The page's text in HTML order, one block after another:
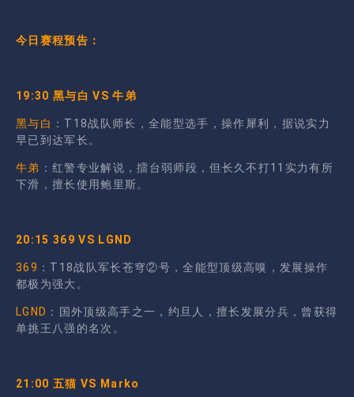
今日赛程预告：
19:30 黑与白 VS 牛弟
黑与白 ：T18战队师长，全能型选手，操作犀利，据说实力
早已到达军长。
牛弟 ：红警专业解说，擂台弱师段，但长久不打11实力有所
下滑，擅长使用鲍里斯。
20:15 369 VS LGND
369 ：T18战队军长苍穹②号，全能型顶级高嗅，发展操作
都极为强大。
LGND ：国外顶级高手之一，约旦人，擅长发展分兵，曾获得
单挑王八强的名次。
21:00 五猫 VS Marko